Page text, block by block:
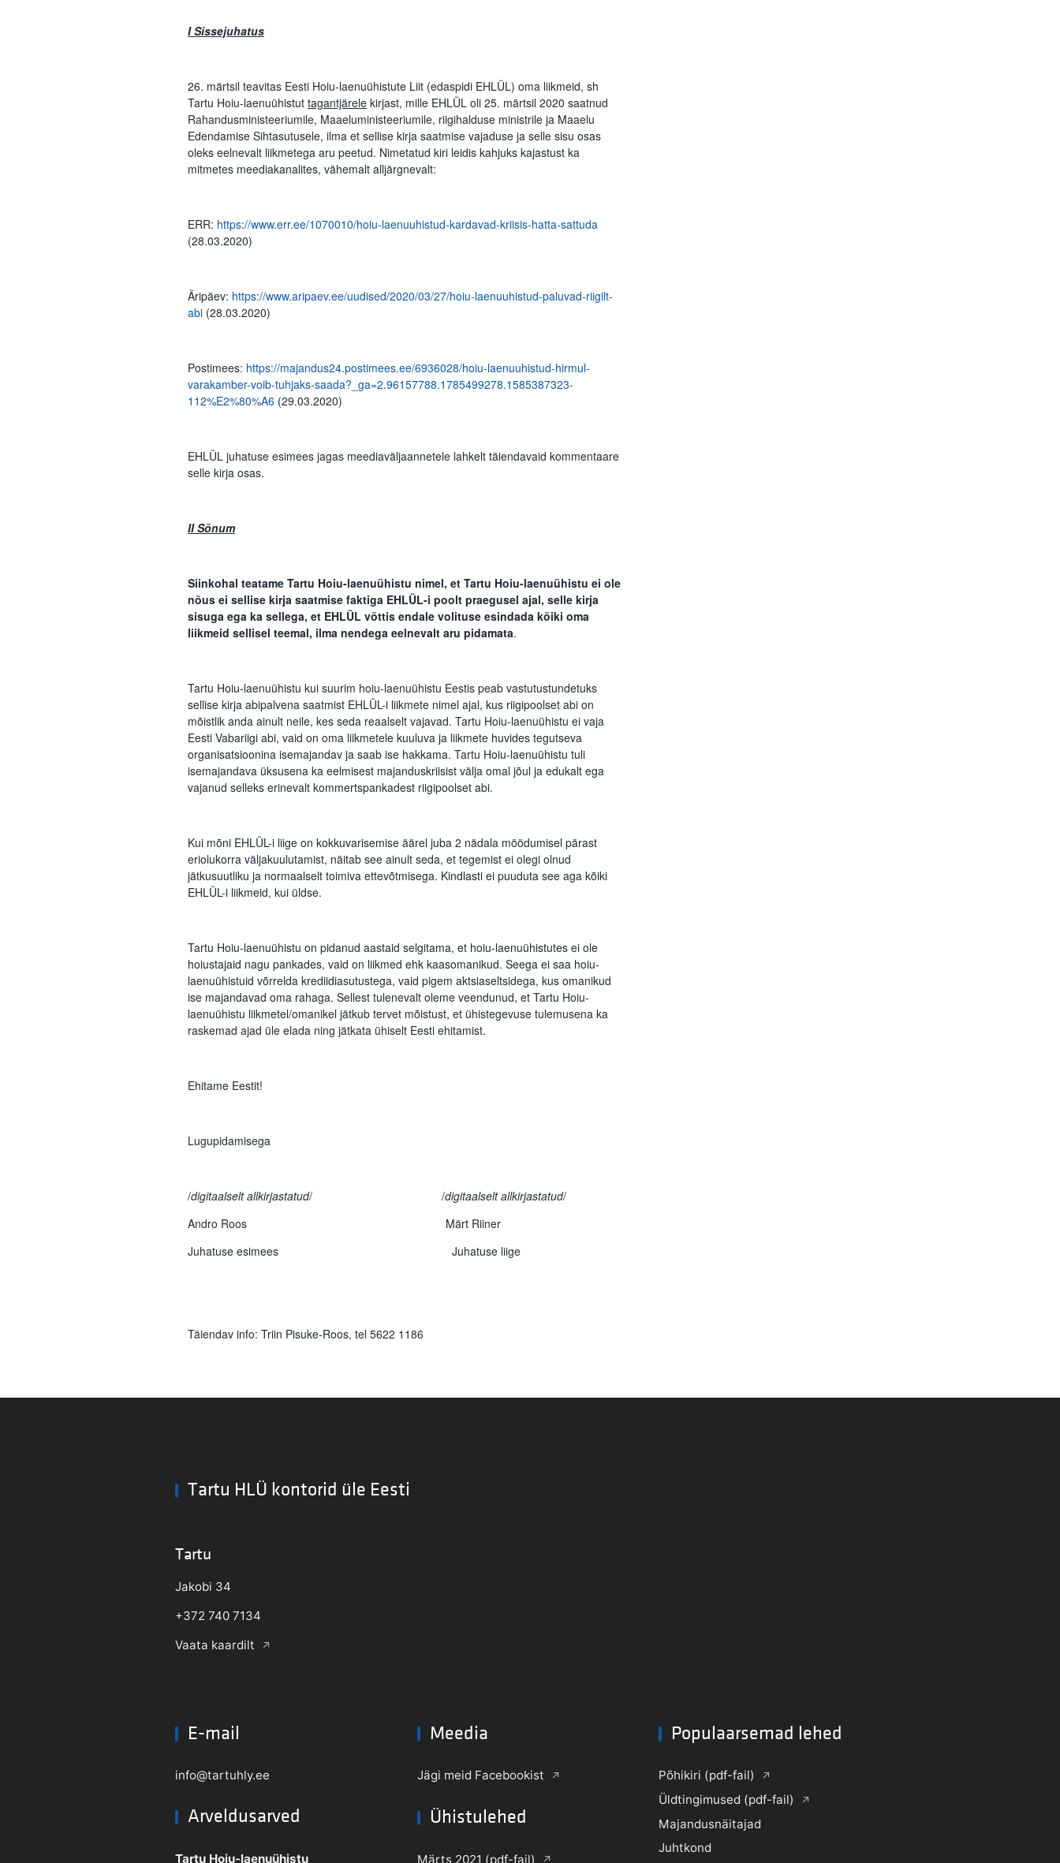
I Sissejuhatus
26. märtsil teavitas Eesti Hoiu-laenuühistute Liit (edaspidi EHLÜL) oma liikmeid, sh
Tartu Hoiu-laenuühistut tagantjärele kirjast, mille EHLÜL oli 25. märtsil 2020 saatnud
Rahandusministeeriumile, Maaeluministeeriumile, riigihalduse ministrile ja Maaelu
Edendamise Sihtasutusele, ilma et sellise kirja saatmise vajaduse ja selle sisu osas
oleks eelnevalt liikmetega aru peetud. Nimetatud kiri leidis kahjuks kajastust ka
mitmetes meediakanalites, vähemalt alljärgnevalt:
ERR: https://www.err.ee/1070010/hoiu-laenuuhistud-kardavad-kriisis-hatta-sattuda
(28.03.2020)
Äripäev: https://www.aripaev.ee/uudised/2020/03/27/hoiu-laenuuhistud-paluvad-riigilt-
abi (28.03.2020)
Postimees: https://majandus24.postimees.ee/6936028/hoiu-laenuuhistud-hirmul-
varakamber-voib-tuhjaks-saada?_ga=2.96157788.1785499278.1585387323-
112%E2%80%A6 (29.03.2020)
EHLÜL juhatuse esimees jagas meediaväljaannetele lahkelt täiendavaid kommentaare
selle kirja osas.
II Sõnum
Siinkohal teatame Tartu Hoiu-laenuühistu nimel, et Tartu Hoiu-laenuühistu ei ole
nõus ei sellise kirja saatmise faktiga EHLÜL-i poolt praegusel ajal, selle kirja
sisuga ega ka sellega, et EHLÜL võttis endale volituse esindada kõiki oma
liikmeid sellisel teemal, ilma nendega eelnevalt aru pidamata.
Tartu Hoiu-laenuühistu kui suurim hoiu-laenuühistu Eestis peab vastutustundetuks
sellise kirja abipalvena saatmist EHLÜL-i liikmete nimel ajal, kus riigipoolset abi on
mõistlik anda ainult neile, kes seda reaalselt vajavad. Tartu Hoiu-laenuühistu ei vaja
Eesti Vabariigi abi, vaid on oma liikmetele kuuluva ja liikmete huvides tegutseva
organisatsioonina isemajandav ja saab ise hakkama. Tartu Hoiu-laenuühistu tuli
isemajandava üksusena ka eelmisest majanduskriisist välja omal jõul ja edukalt ega
vajanud selleks erinevalt kommertspankadest riigipoolset abi.
Kui mõni EHLÜL-i liige on kokkuvarisemise äärel juba 2 nädala möödumisel pärast
eriolukorra väljakuulutamist, näitab see ainult seda, et tegemist ei olegi olnud
jätkusuutliku ja normaalselt toimiva ettevõtmisega. Kindlasti ei puuduta see aga kõiki
EHLÜL-i liikmeid, kui üldse.
Tartu Hoiu-laenuühistu on pidanud aastaid selgitama, et hoiu-laenuühistutes ei ole
hoiustajaid nagu pankades, vaid on liikmed ehk kaasomanikud. Seega ei saa hoiu-
laenuühistuid võrrelda krediidiasutustega, vaid pigem aktsiaseltsidega, kus omanikud
ise majandavad oma rahaga. Sellest tulenevalt oleme veendunud, et Tartu Hoiu-
laenuühistu liikmetel/omanikel jätkub tervet mõistust, et ühistegevuse tulemusena ka
raskemad ajad üle elada ning jätkata ühiselt Eesti ehitamist.
Ehitame Eestit!
Lugupidamisega
/digitaalselt allkirjastatud/ /digitaalselt allkirjastatud/
Andro Roos Märt Riiner
Juhatuse esimees Juhatuse liige
Täiendav info: Triin Pisuke-Roos, tel 5622 1186
Tartu HLÜ kontorid üle Eesti
Tartu
Jakobi 34
+372 740 7134
Vaata kaardilt
E-mail
info@tartuhly.ee
Arveldusarved
Tartu Hoiu-laenuühistu
Meedia
Jägi meid Facebookist
Ühistulehed
Märts 2021 (pdf-fail)
Populaarsemad lehed
Põhikiri (pdf-fail)
Üldtingimused (pdf-fail)
Majandusnäitajad
Juhtkond